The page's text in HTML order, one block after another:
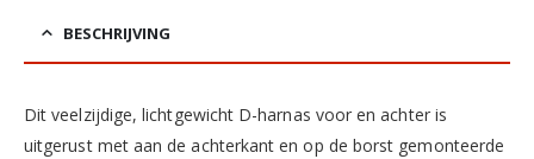
BESCHRIJVING
Dit veelzijdige, lichtgewicht D-harnas voor en achter is
uitgerust met aan de achterkant en op de borst gemonteerde